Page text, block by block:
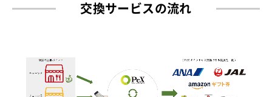
交換サービスの流れ